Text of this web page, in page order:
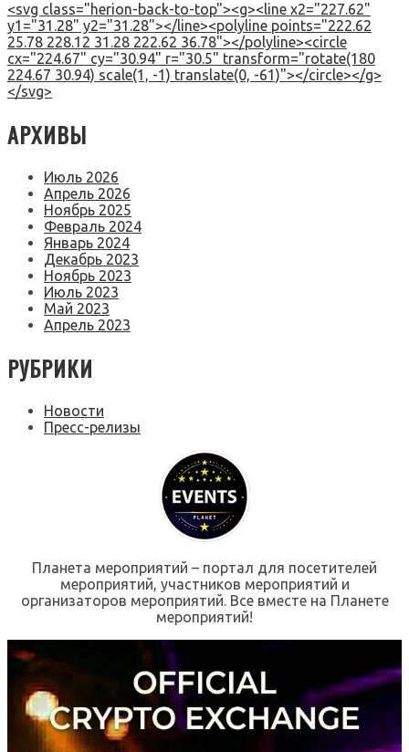
<svg class="herion-back-to-top"><g><line x2="227.62"
y1="31.28" y2="31.28"></line><polyline points="222.62
25.78 228.12 31.28 222.62 36.78"></polyline><circle
cx="224.67" cy="30.94" r="30.5" transform="rotate(180
224.67 30.94) scale(1, -1) translate(0, -61)"></circle></g>
</svg>
АРХИВЫ
Июль 2026
Апрель 2026
Ноябрь 2025
Февраль 2024
Январь 2024
Декабрь 2023
Ноябрь 2023
Июль 2023
Май 2023
Апрель 2023
РУБРИКИ
Новости
Пресс-релизы
Планета мероприятий – портал для посетителей
мероприятий, участников мероприятий и
организаторов мероприятий. Все вместе на Планете
мероприятий!